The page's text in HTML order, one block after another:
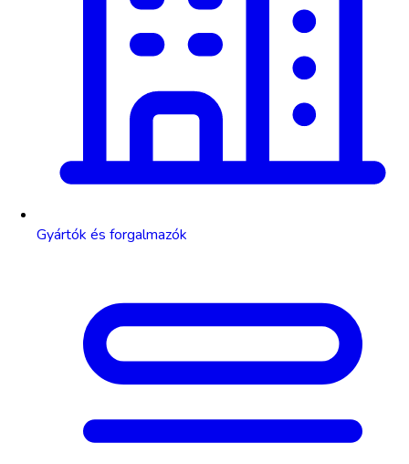
Gyártók és forgalmazók